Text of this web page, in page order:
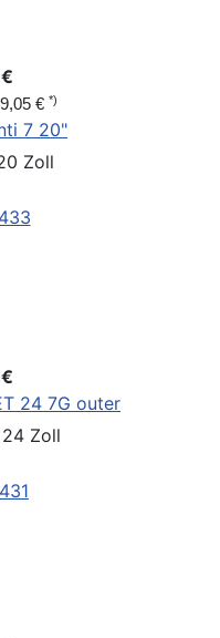
€ *)
7 20"
Zoll
24 7G outer
Zoll